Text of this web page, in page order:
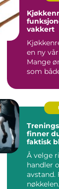
vakkert
en ny
Mange
som
finner
faktisk
Å velge
handler
avstand.